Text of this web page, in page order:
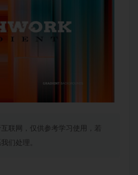
联网，仅供参考学习使用，若
们处理。